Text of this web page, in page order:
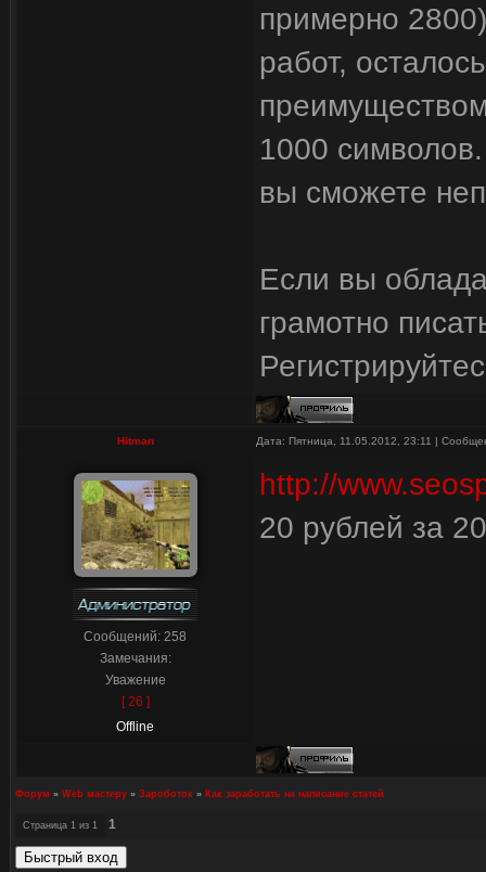
примерно
работ,
1000
вы сможете
Если вы
грамотно
Hitman Дата: Пятница, 11.05.2012, 23:11 |
Сообщений: 258
Замечания:
Уважение
[ 26 ]
Offline
http://
20 рублей за
Форум » Web мастеру » Зароботок » Как заработать на написание статей
Страница 1 из 1 1